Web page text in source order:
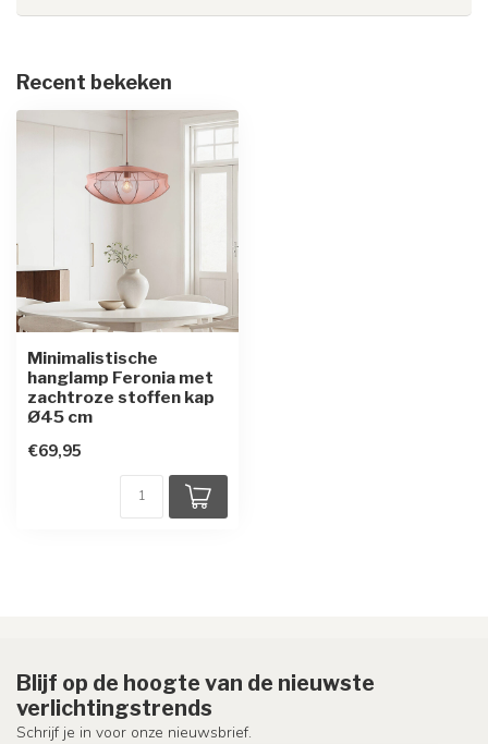
Recent bekeken
Minimalistische
hanglamp Feronia met
zachtroze stoffen kap
Ø45 cm
€69,95
Blijf op de hoogte van de nieuwste
verlichtingstrends
Schrijf je in voor onze nieuwsbrief.